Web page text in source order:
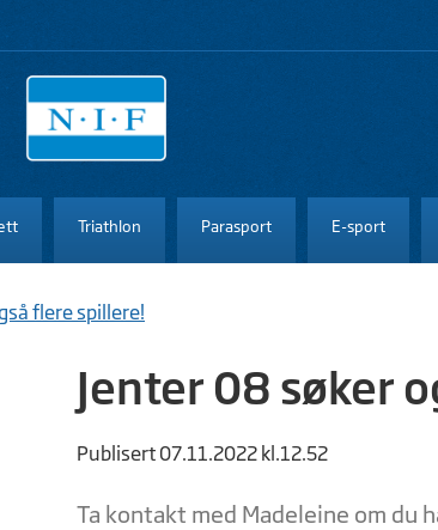
Triathlon Parasport E-sport
flere spillere!
Jenter 08 søker
Publisert 07.11.2022 kl.12.52
Ta kontakt med Madeleine om